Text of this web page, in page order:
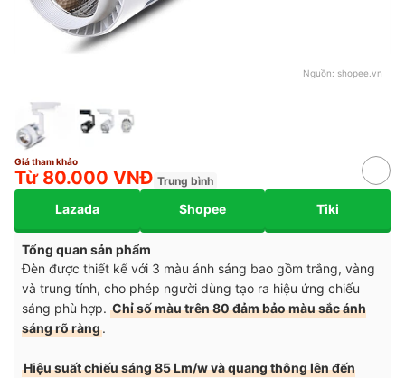
Nguồn: shopee.vn
Giá tham khảo
Từ 80.000 VNĐ Trung bình
Lazada Shopee Tiki
Tổng quan sản phẩm
Đèn được thiết kế với 3 màu ánh sáng bao gồm trắng, vàng
và trung tính, cho phép người dùng tạo ra hiệu ứng chiếu
sáng phù hợp. Chỉ số màu trên 80 đảm bảo màu sắc ánh
sáng rõ ràng.
Hiệu suất chiếu sáng 85 Lm/w và quang thông lên đến